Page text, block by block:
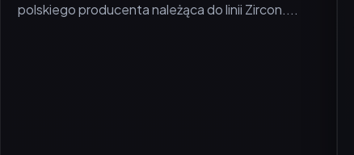
polskiego producenta należąca do linii Zircon....